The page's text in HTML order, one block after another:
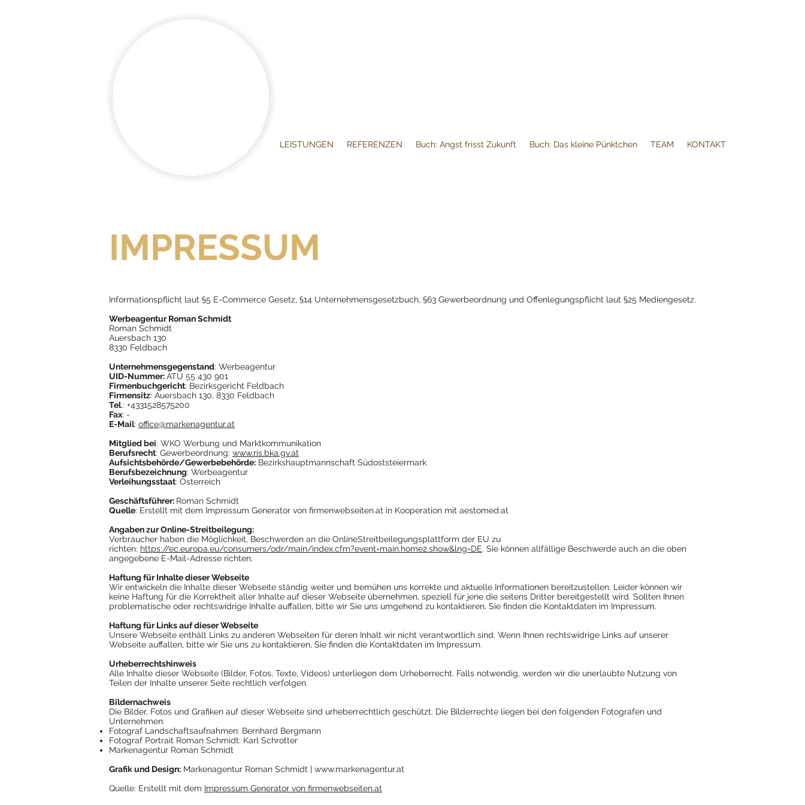
LEISTUNGEN REFERENZEN Buch: Angst frisst Zukunft Buch: Das kleine Pünktchen TEAM KONTAKT
IMPRESSUM
Informationspflicht laut §5 E-Commerce Gesetz, §14 Unternehmensgesetzbuch, §63 Gewerbeordnung und Offenlegungspflicht laut §25 Mediengesetz.
Werbeagentur Roman Schmidt
Roman Schmidt
Auersbach 130
8330 Feldbach
Unternehmensgegenstand: Werbeagentur
UID-Nummer:ATU 55 430 901
Firmenbuchgericht: Bezirksgericht Feldbach
Firmensitz: Auersbach 130, 8330 Feldbach
Tel.: +4331528575200
Fax: -
E-Mail: office@markenagentur.at
Mitglied bei: WKO Werbung und Marktkommunikation
Berufsrecht: Gewerbeordnung: www.ris.bka.gv.at
Aufsichtsbehörde/Gewerbebehörde: Bezirkshauptmannschaft Südoststeiermark
Berufsbezeichnung: Werbeagentur
Verleihungsstaat: Österreich
Geschäftsführer: Roman Schmidt
Quelle: Erstellt mit dem Impressum Generator von firmenwebseiten.at in Kooperation mit aestomed.at
Angaben zur Online-Streitbeilegung:
Verbraucher haben die Möglichkeit, Beschwerden an die OnlineStreitbeilegungsplattform der EU zu
richten: https://ec.europa.eu/consumers/odr/main/index.cfm?event=main.home2.show&lng=DE. Sie können allfällige Beschwerde auch an die oben
angegebene E-Mail-Adresse richten.
Haftung für Inhalte dieser Webseite
Wir entwickeln die Inhalte dieser Webseite ständig weiter und bemühen uns korrekte und aktuelle Informationen bereitzustellen. Leider können wir
keine Haftung für die Korrektheit aller Inhalte auf dieser Webseite übernehmen, speziell für jene die seitens Dritter bereitgestellt wird. Sollten Ihnen
problematische oder rechtswidrige Inhalte auffallen, bitte wir Sie uns umgehend zu kontaktieren, Sie finden die Kontaktdaten im Impressum.
Haftung für Links auf dieser Webseite
Unsere Webseite enthält Links zu anderen Webseiten für deren Inhalt wir nicht verantwortlich sind. Wenn Ihnen rechtswidrige Links auf unserer
Webseite auffallen, bitte wir Sie uns zu kontaktieren, Sie finden die Kontaktdaten im Impressum.
Urheberrechtshinweis
Alle Inhalte dieser Webseite (Bilder, Fotos, Texte, Videos) unterliegen dem Urheberrecht. Falls notwendig, werden wir die unerlaubte Nutzung von
Teilen der Inhalte unserer Seite rechtlich verfolgen.
Bildernachweis
Die Bilder, Fotos und Grafiken auf dieser Webseite sind urheberrechtlich geschützt. Die Bilderrechte liegen bei den folgenden Fotografen und
Unternehmen:
Fotograf Landschaftsaufnahmen: Bernhard Bergmann
Fotograf Portrait Roman Schmidt: Karl Schrotter
Markenagentur Roman Schmidt
Grafik und Design: Markenagentur Roman Schmidt | www.markenagentur.at
Quelle: Erstellt mit dem Impressum Generator von firmenwebseiten.at